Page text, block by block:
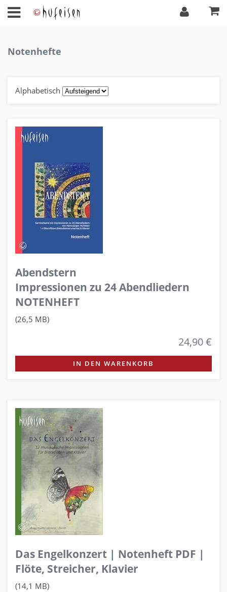
Notenhefte
Alphabetisch
Abendstern
Impressionen zu 24 Abendliedern
NOTENHEFT
(26,5 MB)
24,90 €
IN DEN WARENKORB
Das Engelkonzert | Notenheft PDF |
Flöte, Streicher, Klavier
(14,1 MB)